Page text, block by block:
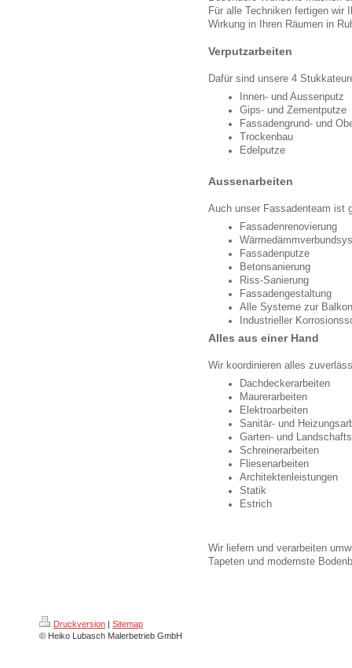
Für alle Techniken fertigen wir
Wirkung in Ihren Räumen in
Verputzarbeiten
Dafür sind unsere 4
Innen- und Aussenputz
Gips- und Zementputze
Fassadengrund- und
Trockenbau
Edelputze
Aussenarbeiten
Auch unser Fassadenteam ist
Fassadenrenovierung
Fassadenputze
Betonsanierung
Riss-Sanierung
Fassadengestaltung
Alle Systeme zur
Industrieller
Alles aus einer Hand
Wir koordinieren alles
Dachdeckerarbeiten
Maurerarbeiten
Elektroarbeiten
Sanitär- und
Garten- und
Schreinerarbeiten
Fliesenarbeiten
Architektenleistungen
Statik
Estrich
Wir liefern und verarbeiten
Tapeten und modernste
Druckversion | Sitemap
© Heiko Lubasch Malerbetrieb GmbH